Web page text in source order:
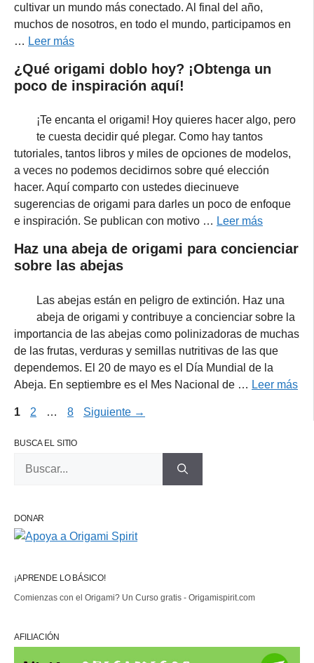
cultivar un mundo más conectado. Al final del año,
muchos de nosotros, en todo el mundo, participamos en
… Leer más
¿Qué origami doblo hoy? ¡Obtenga un
poco de inspiración aquí!
¡Te encanta el origami! Hoy quieres hacer algo, pero
te cuesta decidir qué plegar. Como hay tantos
tutoriales, tantos libros y miles de opciones de modelos,
a veces no podemos decidirnos sobre qué elección
hacer. Aquí comparto con ustedes diecinueve
sugerencias de origami para darles un poco de enfoque
e inspiración. Se publican con motivo … Leer más
Haz una abeja de origami para concienciar
sobre las abejas
Las abejas están en peligro de extinción. Haz una
abeja de origami y contribuye a concienciar sobre la
importancia de las abejas como polinizadoras de muchas
de las frutas, verduras y semillas nutritivas de las que
dependemos. El 20 de mayo es el Día Mundial de la
Abeja. En septiembre es el Mes Nacional de … Leer más
Página
1 Página
2 … Página
8 Siguiente →
BUSCA EL SITIO
DONAR
¡APRENDE LO BÁSICO!
Comienzas con el Origami? Un Curso gratis - Origamispirit.com
AFILIACIÓN